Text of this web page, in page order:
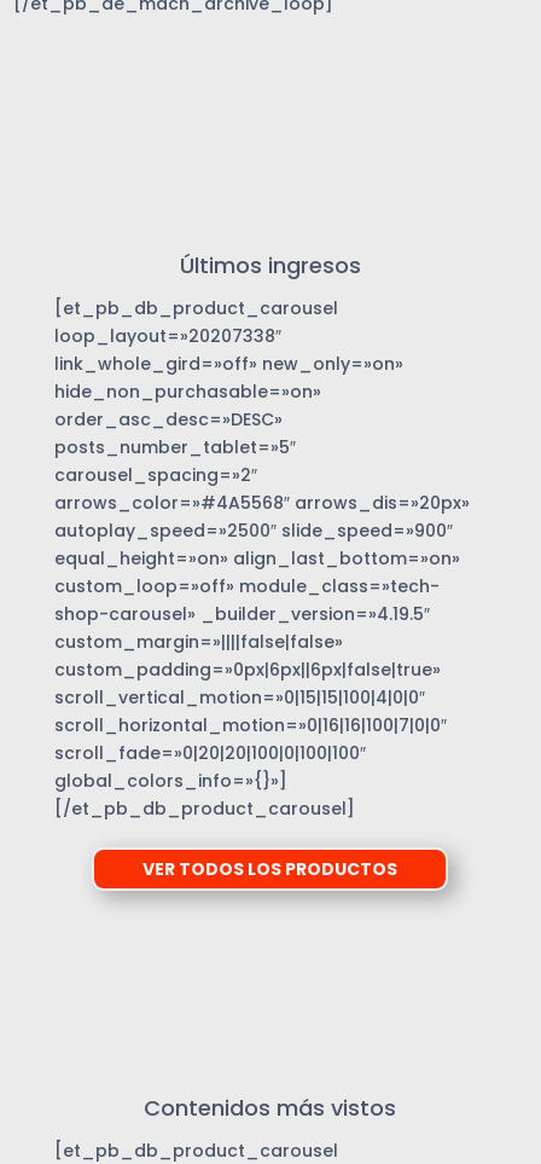
Últimos ingresos
[et_pb_db_product_carousel
loop_layout=»20207338″
link_whole_gird=»off» new_only=»on»
hide_non_purchasable=»on»
order_asc_desc=»DESC»
posts_number_tablet=»5″
carousel_spacing=»2″
arrows_color=»#4A5568″ arrows_dis=»20px»
autoplay_speed=»2500″ slide_speed=»900″
equal_height=»on» align_last_bottom=»on»
custom_loop=»off» module_class=»tech-
shop-carousel» _builder_version=»4.19.5″
custom_margin=»||||false|false»
custom_padding=»0px|6px||6px|false|true»
scroll_vertical_motion=»0|15|15|100|4|0|0″
scroll_horizontal_motion=»0|16|16|100|7|0|0″
scroll_fade=»0|20|20|100|0|100|100″
global_colors_info=»{}»]
[/et_pb_db_product_carousel]
VER TODOS LOS PRODUCTOS
Contenidos más vistos
[et_pb_db_product_carousel